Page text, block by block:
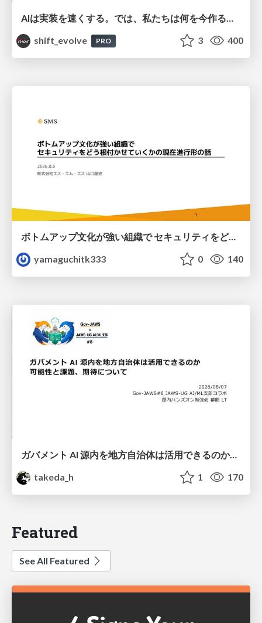
AIは実装を速くする。では、私たちは何を今作るべきか？－立場を越えてリリースに向き合ったチーム開発の実践 / 20260801 Hiromi Nakaya and Naoki Takahashi
shift_evolve
PRO 3 400
ボトムアップ文化が強い組織で セキュリティをどう根付かせていくかの現在進行形の話 / Making Security Stick in a Bottom-Up Organization
yamaguchitk333
0 140
ガバメント AI 源内を地方自治体は活用できるのか 可能性と課題、期待について
takeda_h
1 170
Featured
See All Featured